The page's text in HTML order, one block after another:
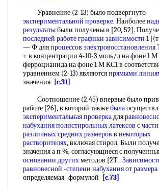
Уравнение (2-13) было подвергнуто
экспериментальной проверке. Наиболее
результатыбыли получены в [20, 52].
последней работеграфики зависимости 1
— Ф дляпроцессов электровосстановления
+ в концентрации 4-10-3 моль/л на фоне 1
ферроцианида на фоне 1 М КС1 в
уравнением (2-13) являютсяпрямыми
значения [c.31]
Соотношение (2.45) впервые было
работе [26], в которой такжебыла
экспериментальная проверкадля
набуханияполистирольных латексов с
различныхсредних размеров в некоторых
растворителях, включая стирол. Были
значения а п %, согласующиеся с
основании другихметодов [2Т .
равновесной -степени набуханияот
определяемая -формулой
[c.73]